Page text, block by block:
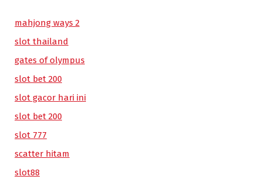
mahjong ways 2
slot thailand
gates of olympus
slot bet 200
slot gacor hari ini
slot bet 200
slot 777
scatter hitam
slot88